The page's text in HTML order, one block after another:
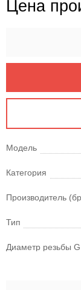
Цена
Модель
Категория
Производитель
Тип
Диаметр резьбы